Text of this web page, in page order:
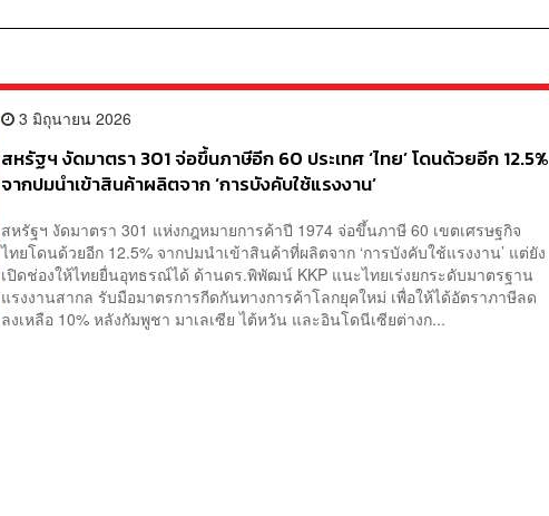
3 มิถุนายน 2026
สหรัฐฯ งัดมาตรา 301 จ่อขึ้นภาษีอีก 60 ประเทศ ‘ไทย’ โดนด้วยอีก 12.5%
จากปมนำเข้าสินค้าผลิตจาก ‘การบังคับใช้แรงงาน’
สหรัฐฯ งัดมาตรา 301 แห่งกฎหมายการค้าปี 1974 จ่อขึ้นภาษี 60 เขตเศรษฐกิจ
ไทยโดนด้วยอีก 12.5% จากปมนำเข้าสินค้าที่ผลิตจาก ‘การบังคับใช้แรงงาน’ แต่ยัง
เปิดช่องให้ไทยยื่นอุทธรณ์ได้ ด้านดร.พิพัฒน์ KKP แนะไทยเร่งยกระดับมาตรฐาน
แรงงานสากล รับมือมาตรการกีดกันทางการค้าโลกยุคใหม่ เพื่อให้ได้อัตราภาษีลด
ลงเหลือ 10% หลังกัมพูชา มาเลเซีย ไต้หวัน และอินโดนีเซียต่างก...